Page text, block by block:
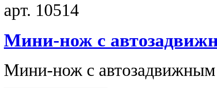
арт. 10514
Мини-нож с
Мини-нож с